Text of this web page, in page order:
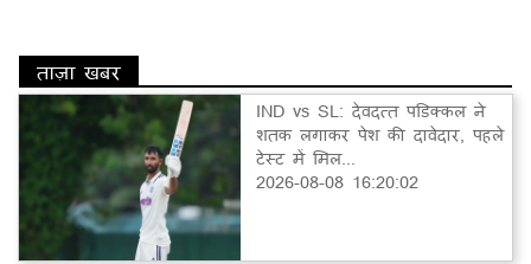
ताज़ा खबर
IND vs SL: देवदत्त पडिक्कल ने
शतक लगाकर पेश की दावेदार, पहले
टेस्ट में मिल...
2026-08-08 16:20:02